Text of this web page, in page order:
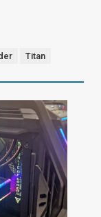
Titan